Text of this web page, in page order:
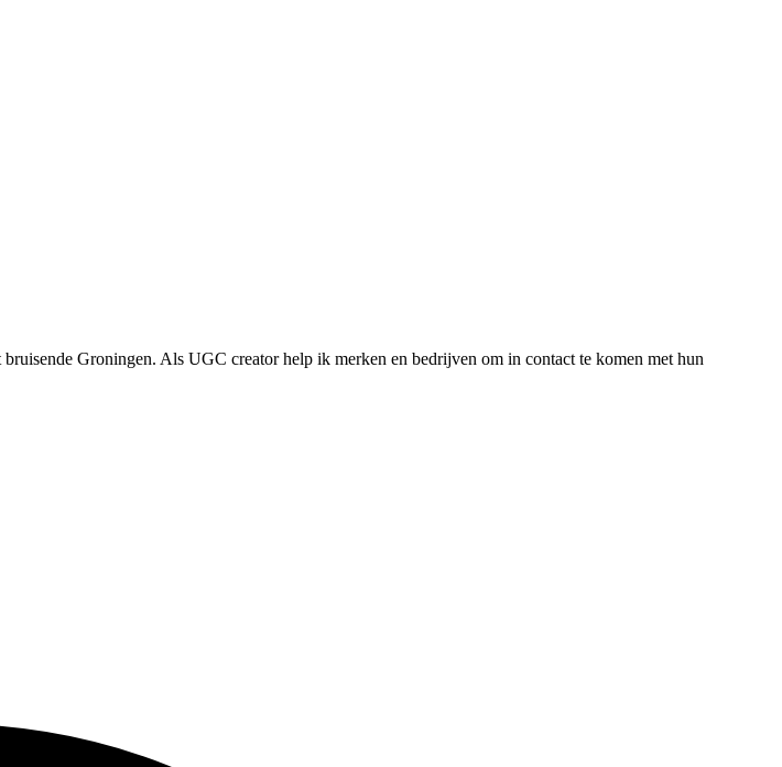
Groningen. Als UGC creator help ik merken en bedrijven om in contact te komen met hun